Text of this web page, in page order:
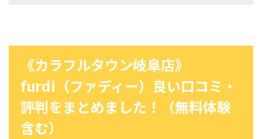
《カラフルタウン岐阜店》
furdi（ファディー）良い口コミ・
評判をまとめました！（無料体験
含む）